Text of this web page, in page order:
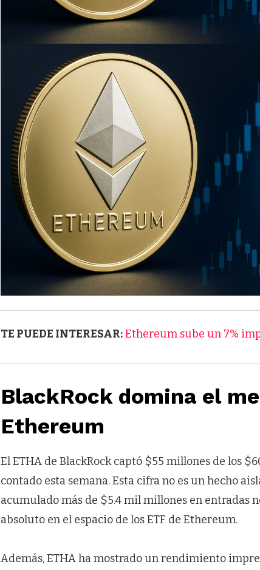
TE PUEDE INTERESAR:Ethereum sube un 7%
BlackRock domina el
Ethereum
El ETHA de BlackRock captó $55 millones de los
contado esta semana. Esta cifra no es un hecho
acumulado más de $5.4 mil millones en entradas
absoluto en el espacio de los ETF de Ethereum.
Además, ETHA ha mostrado un rendimiento